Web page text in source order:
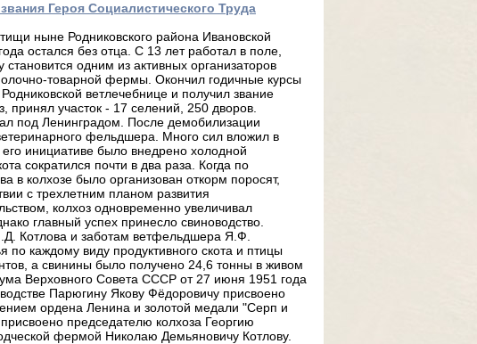
Героя Социалистического Труда
ныне Родниковского района Ивановской
остался без отца. С 13 лет работал в поле,
одним из активных организаторов
товарной фермы. Окончил годичные курсы
ветлечебнице и получил звание
принял участок - 17 селений, 250 дворов.
под Ленинградом. После демобилизации
фельдшера. Много сил вложил в
инициативе было внедрено холодной
сократился почти в два раза. Когда по
в колхозе было организован откорм поросят,
с трехлетним планом развития
колхоз одновременно увеличивал
главный успех принесло свиноводство.
Котлова и заботам ветфельдшера Я.Ф.
по каждому виду продуктивного скота и птицы
а свинины было получено 24,6 тонны в живом
Верховного Совета СССР от 27 июня 1951 года
Парюгину Якову Фёдоровичу присвоено
ордена Ленина и золотой медали "Серп и
председателю колхоза Георгию
фермой Николаю Демьяновичу Котлову.